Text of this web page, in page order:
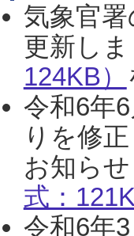
気象官
更新し
124KB）
令和6年
りを修
お知ら
式：
令和6年